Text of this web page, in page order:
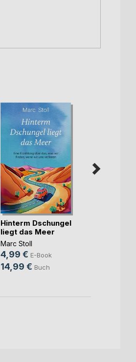
Hinterm Dschungel
liegt das Meer
Marc Stoll
4,99 € E-Book
14,99 € Buch